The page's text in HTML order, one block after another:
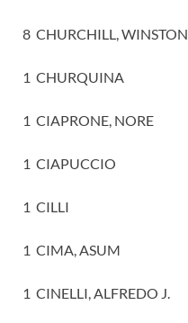
8 CHURCHILL, WINSTON
1 CHURQUINA
1 CIAPRONE, NORE
1 CIAPUCCIO
1 CILLI
1 CIMA, ASUM
1 CINELLI, ALFREDO J.